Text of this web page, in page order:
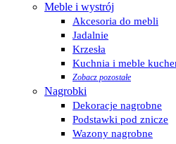
Meble i wystrój
Akcesoria do mebli
Jadalnie
Krzesła
Kuchnia i meble
Zobacz pozostałe
Nagrobki
Dekoracje nagrobne
Podstawki pod znicze
Wazony nagrobne